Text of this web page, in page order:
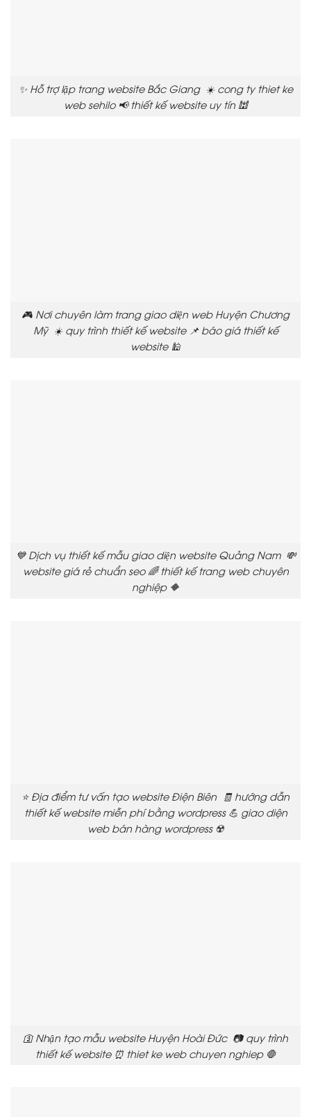
✨ Hỗ trợ lập trang website Bắc Giang ☀️ cong ty thiet ke
web sehilo 📢 thiết kế website uy tín 🕍
🎮 Nơi chuyên làm trang giao diện web Huyện Chương
Mỹ ☀️ quy trình thiết kế website 📌 báo giá thiết kế
website 🕌
💙 Dịch vụ thiết kế mẫu giao diện website Quảng Nam 💸
website giá rẻ chuẩn seo 🌈 thiết kế trang web chuyên
nghiệp 🔶
⭐ Địa điểm tư vấn tạo website Điện Biên 🧾 hướng dẫn
thiết kế website miễn phí bằng wordpress 💪 giao diện
web bán hàng wordpress ☢️
🛐 Nhận tạo mẫu website Huyện Hoài Đức 📷 quy trình
thiết kế website ⏰ thiet ke web chuyen nghiep 🛑